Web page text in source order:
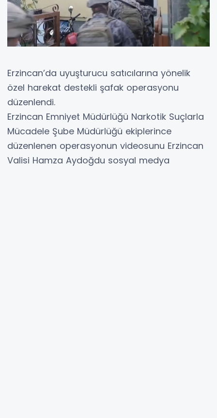
Erzincan’da uyuşturucu satıcılarına yönelik
özel harekat destekli şafak operasyonu
düzenlendi.
Erzincan Emniyet Müdürlüğü Narkotik Suçlarla
Mücadele Şube Müdürlüğü ekiplerince
düzenlenen operasyonun videosunu Erzincan
Valisi Hamza Aydoğdu sosyal medya